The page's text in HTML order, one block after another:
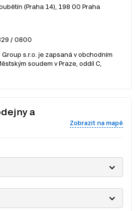
(Praha 14), 198 00 Praha
/ 0800
s.r.o. je zapsaná v obchodním
soudem v Praze, oddíl C,
a
Zobrazit na mapě